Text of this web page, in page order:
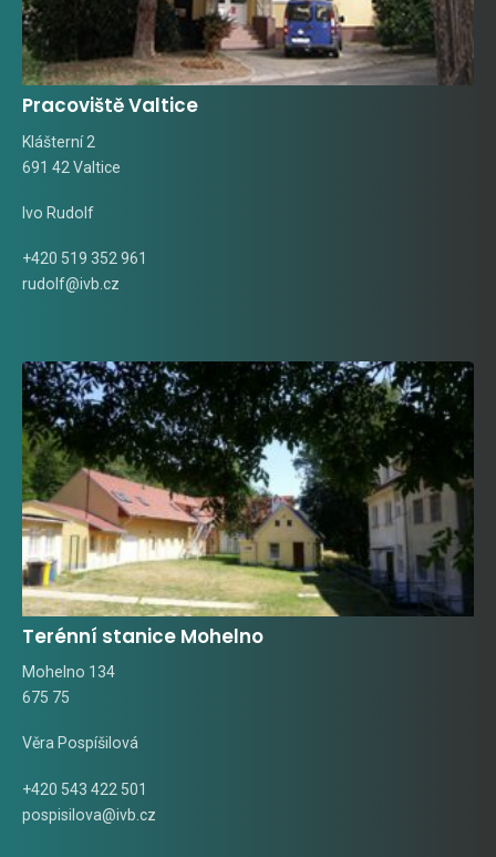
Pracoviště Valtice
Klášterní 2
691 42 Valtice
Ivo Rudolf
+420 519 352 961
rudolf@ivb.cz
Terénní stanice Mohelno
Mohelno 134
675 75
Věra Pospíšilová
+420 543 422 501
pospisilova@ivb.cz